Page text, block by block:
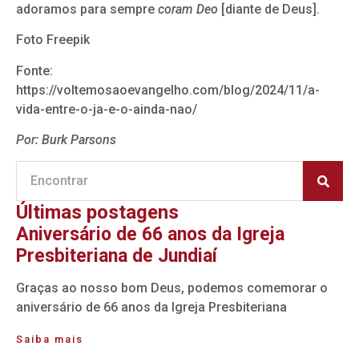
adoramos para sempre coram Deo [diante de Deus].
Foto Freepik
Fonte:
https://voltemosaoevangelho.com/blog/2024/11/a-
vida-entre-o-ja-e-o-ainda-nao/
Por: Burk Parsons
Últimas postagens
Aniversário de 66 anos da Igreja
Presbiteriana de Jundiaí
Graças ao nosso bom Deus, podemos comemorar o
aniversário de 66 anos da Igreja Presbiteriana
Saiba mais